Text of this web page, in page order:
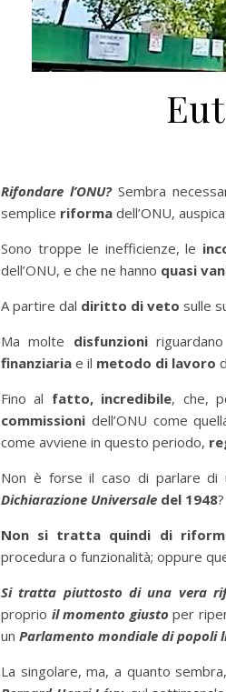
Rifondare l’ONU?Sembra
semplice riforma dell’ONU,
Sono troppe le inefficienze, le
dell’ONU, e che ne hanno quasi
A partire dal diritto di veto sulle
Ma molte disfunzioni
finanziaria e il metodo di lavoro
Fino al fatto, incredibile, che,
commissioni dell’ONU come
come avviene in questo periodo,
Non è forse il caso di parlare di
Dichiarazione Universale del 1948?
Non si tratta quindi di
procedura o funzionalità; oppure
Si tratta piuttosto di una vera
proprio il momento giusto per
un Parlamento mondiale di popoli
La singolare, ma, a quanto